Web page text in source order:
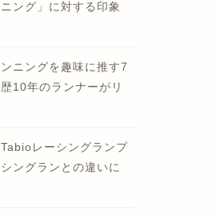
ング」に対する印象
ニングを趣味に推す7
10年のランナーがリ
レーシングランプ
ングランとの違いに